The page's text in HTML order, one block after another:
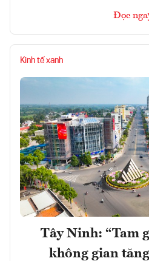
Đọc
Kinh tế xanh
Tây Ninh: “Tam
không gian